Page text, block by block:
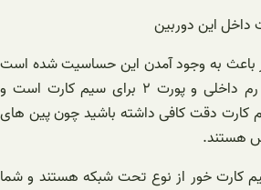
به وجود آمدن این حساسیت شده است
چون یک پورت مخصوص رم داخلی و پورت ۲ برای سیم کارت است و
کارت دقت کافی داشته باشید چون پین های
هستند.
کارت خور از نوع تحت شبکه هستند و شما